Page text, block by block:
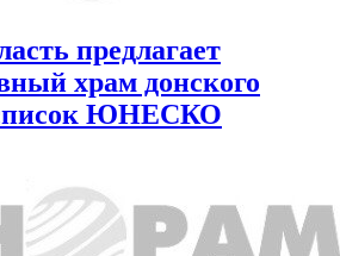
предлагает
храм донского
список ЮНЕСКО